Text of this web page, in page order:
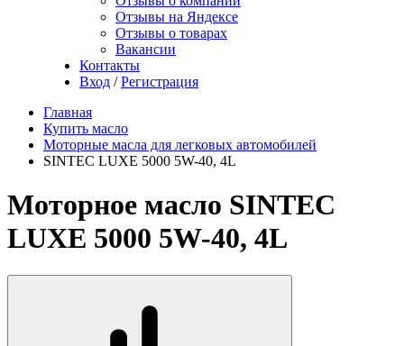
Отзывы на Яндексе
Отзывы о товарах
Вакансии
Контакты
Вход / Регистрация
Главная
Купить масло
Моторные масла для легковых автомобилей
SINTEC LUXE 5000 5W-40, 4L
Моторное масло SINTEC
LUXE 5000 5W-40, 4L